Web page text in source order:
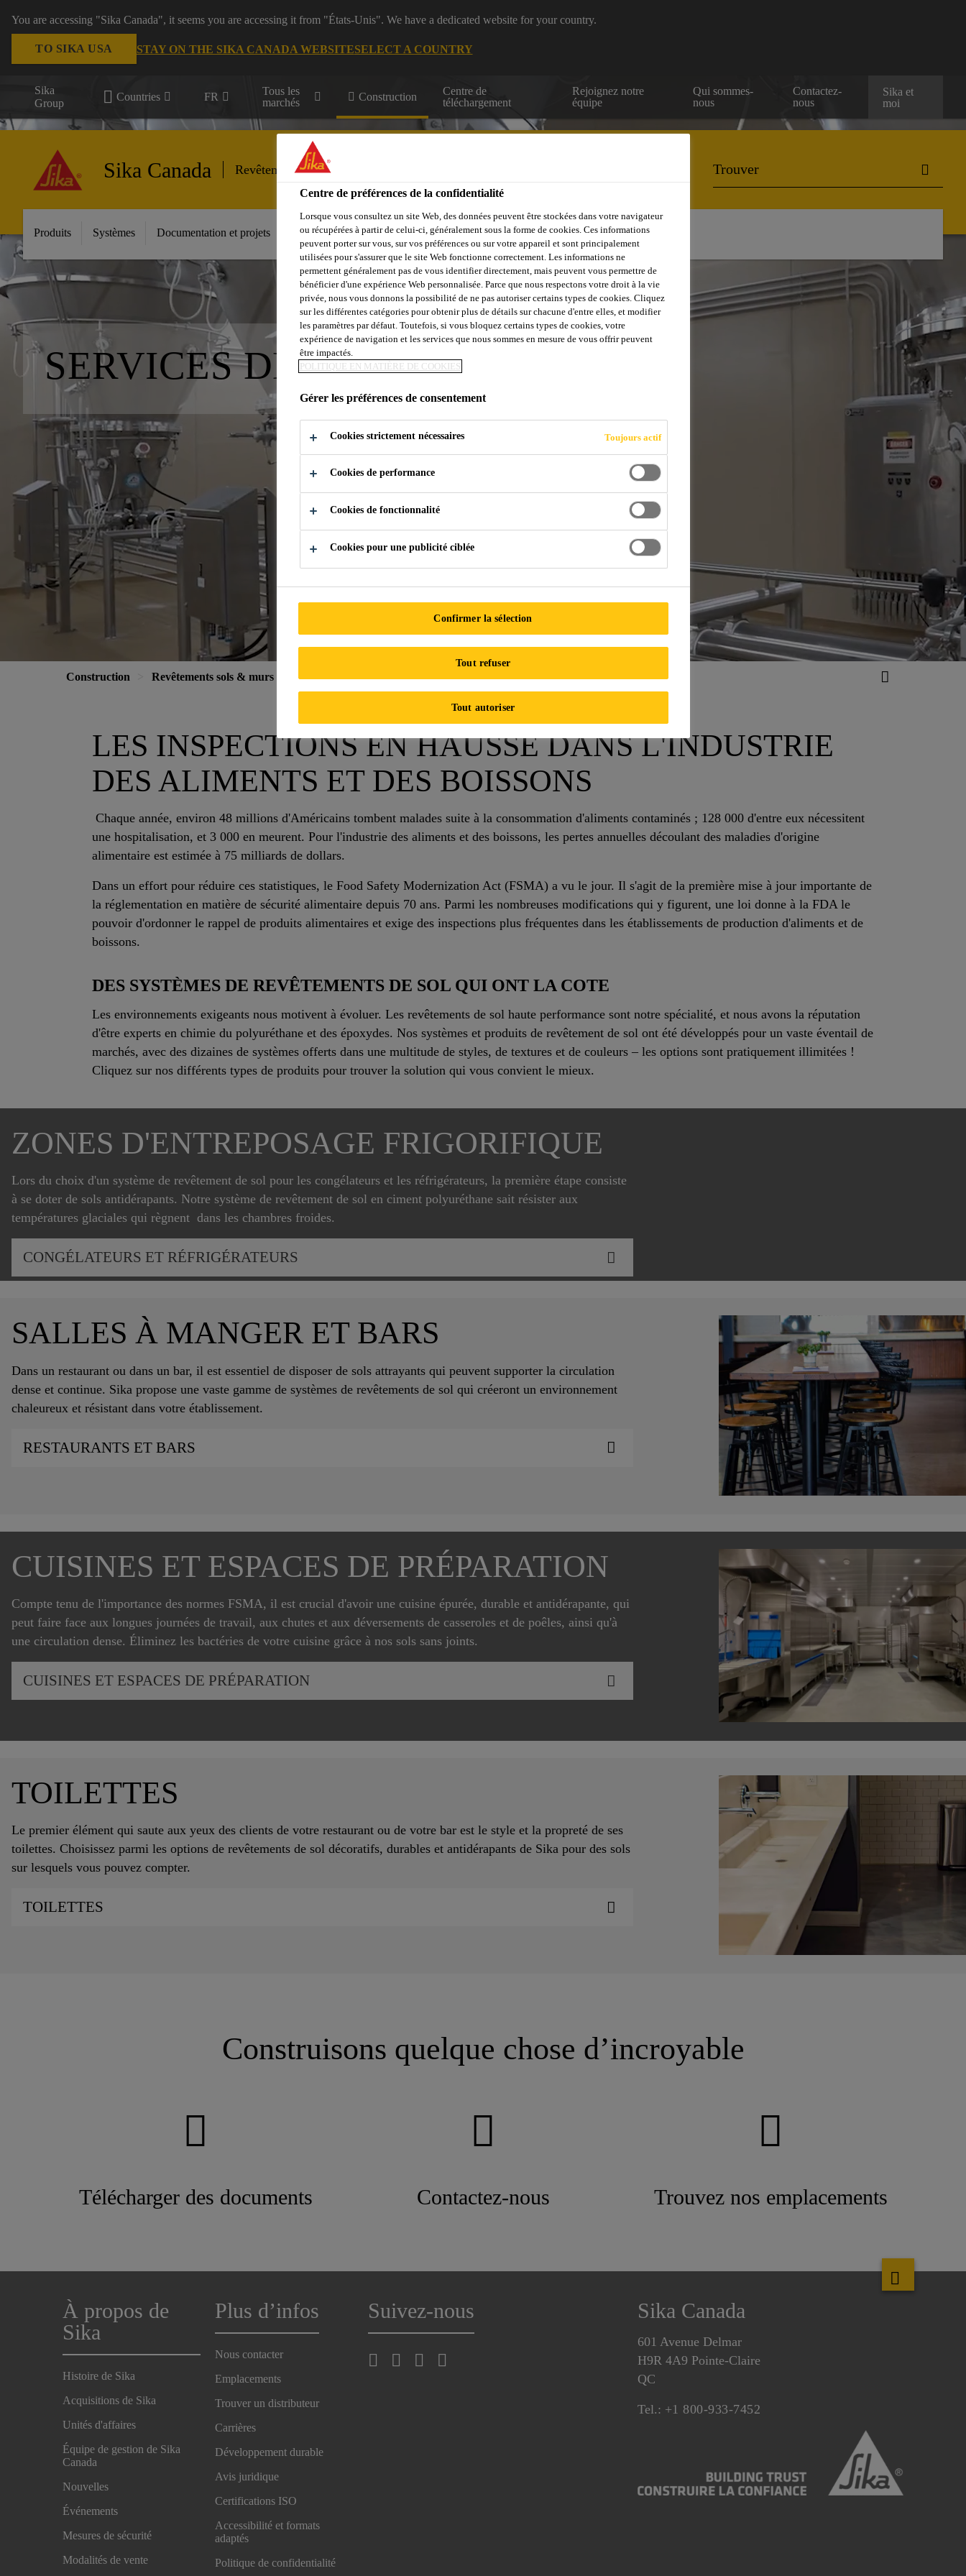
You are accessing "Sika Canada", it seems you are accessing it from "États-Unis". We have a dedicated website for your country.
TO SIKA USA STAY ON THE SIKA CANADA WEBSITESELECT A COUNTRY
Sika
Group
Countries FR
Tous les
marchés
Construction
Centre de
téléchargement
Rejoignez notre
équipe
Qui sommes-
nous
Contactez-
nous
Sika et
moi
Sika Canada Revêtements sols & murs
Produits Systèmes Documentation et projets Outil Sikafloor® Prodesigner Trouver un distributeur Contactez-nous
SERVICES DE RESTAURATION
Construction Revêtements sols & murs Systèmes par type de projet Services de restauration
LES INSPECTIONS EN HAUSSE DANS L'INDUSTRIE
DES ALIMENTS ET DES BOISSONS
Chaque année, environ 48 millions d'Américains tombent malades suite à la consommation d'aliments contaminés ; 128 000 d'entre eux nécessitent
une hospitalisation, et 3 000 en meurent. Pour l'industrie des aliments et des boissons, les pertes annuelles découlant des maladies d'origine
alimentaire est estimée à 75 milliards de dollars.
Dans un effort pour réduire ces statistiques, le Food Safety Modernization Act (FSMA) a vu le jour. Il s'agit de la première mise à jour importante de
la réglementation en matière de sécurité alimentaire depuis 70 ans. Parmi les nombreuses modifications qui y figurent, une loi donne à la FDA le
pouvoir d'ordonner le rappel de produits alimentaires et exige des inspections plus fréquentes dans les établissements de production d'aliments et de
boissons.
DES SYSTÈMES DE REVÊTEMENTS DE SOL QUI ONT LA COTE
Les environnements exigeants nous motivent à évoluer. Les revêtements de sol haute performance sont notre spécialité, et nous avons la réputation
d'être experts en chimie du polyuréthane et des époxydes. Nos systèmes et produits de revêtement de sol ont été développés pour un vaste éventail de
marchés, avec des dizaines de systèmes offerts dans une multitude de styles, de textures et de couleurs – les options sont pratiquement illimitées !
Cliquez sur nos différents types de produits pour trouver la solution qui vous convient le mieux.
ZONES D'ENTREPOSAGE FRIGORIFIQUE
Lors du choix d'un système de revêtement de sol pour les congélateurs et les réfrigérateurs, la première étape consiste
à se doter de sols antidérapants. Notre système de revêtement de sol en ciment polyuréthane sait résister aux
températures glaciales qui règnent dans les chambres froides.
CONGÉLATEURS ET RÉFRIGÉRATEURS
SALLES À MANGER ET BARS
Dans un restaurant ou dans un bar, il est essentiel de disposer de sols attrayants qui peuvent supporter la circulation
dense et continue. Sika propose une vaste gamme de systèmes de revêtements de sol qui créeront un environnement
chaleureux et résistant dans votre établissement.
RESTAURANTS ET BARS
CUISINES ET ESPACES DE PRÉPARATION
Compte tenu de l'importance des normes FSMA, il est crucial d'avoir une cuisine épurée, durable et antidérapante, qui
peut faire face aux longues journées de travail, aux chutes et aux déversements de casseroles et de poêles, ainsi qu'à
une circulation dense. Éliminez les bactéries de votre cuisine grâce à nos sols sans joints.
CUISINES ET ESPACES DE PRÉPARATION
TOILETTES
Le premier élément qui saute aux yeux des clients de votre restaurant ou de votre bar est le style et la propreté de ses
toilettes. Choisissez parmi les options de revêtements de sol décoratifs, durables et antidérapants de Sika pour des sols
sur lesquels vous pouvez compter.
TOILETTES
Construisons quelque chose d’incroyable
Télécharger des documents Contactez-nous Trouvez nos emplacements
À propos de
Sika
Histoire de Sika
Acquisitions de Sika
Unités d'affaires
Équipe de gestion de Sika
Canada
Nouvelles
Événements
Mesures de sécurité
Modalités de vente
Plus d’infos
Nous contacter
Emplacements
Trouver un distributeur
Carrières
Développement durable
Avis juridique
Certifications ISO
Accessibilité et formats
adaptés
Politique de confidentialité
Suivez-nous Sika Canada
601 Avenue Delmar
H9R 4A9 Pointe-Claire
QC
Tel.: +1 800-933-7452
Centre de préférences de la confidentialité
Lorsque vous consultez un site Web, des données peuvent être stockées dans votre navigateur
ou récupérées à partir de celui-ci, généralement sous la forme de cookies. Ces informations
peuvent porter sur vous, sur vos préférences ou sur votre appareil et sont principalement
utilisées pour s'assurer que le site Web fonctionne correctement. Les informations ne
permettent généralement pas de vous identifier directement, mais peuvent vous permettre de
bénéficier d'une expérience Web personnalisée. Parce que nous respectons votre droit à la vie
privée, nous vous donnons la possibilité de ne pas autoriser certains types de cookies. Cliquez
sur les différentes catégories pour obtenir plus de détails sur chacune d'entre elles, et modifier
les paramètres par défaut. Toutefois, si vous bloquez certains types de cookies, votre
expérience de navigation et les services que nous sommes en mesure de vous offrir peuvent
être impactés.
POLITIQUE EN MATIÈRE DE COOKIES
Gérer les préférences de consentement
Cookies strictement nécessaires Toujours actif
Cookies de performance
Cookies de fonctionnalité
Cookies pour une publicité ciblée
Confirmer la sélection
Tout refuser
Tout autoriser